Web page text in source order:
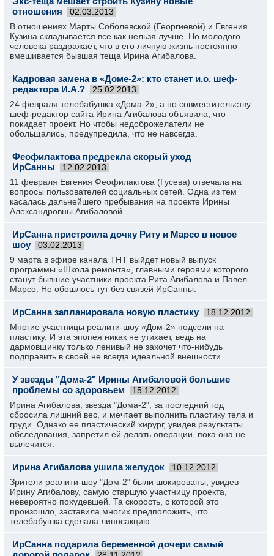
отношения
02.03.2013
В отношениях Марты Соболевской (Георгиевой) и Евгения
Кузина складывается все как нельзя лучше. Но молодого
человека раздражает, что в его личную жизнь постоянно
вмешивается бывшая теща Ирина Агибалова.
Кадровая замена в «Доме-2»: кто станет и.о. шеф-
редактора И.А.?
25.02.2013
24 февраля телебабушка «Дома-2», а по совместительству
шеф-редактор сайта Ирина Агибалова объявила, что
покидает проект. Но чтобы недоброжелатели не
обольщались, предупредила, что не навсегда.
Феофилактова предрекла скорый уход
ИрСанны
12.02.2013
11 февраля Евгения Феофилактова (Гусева) отвечала на
вопросы пользователей социальных сетей. Одна из тем
касалась дальнейшего пребывания на проекте Ирины
Александровны Агибаловой.
ИрСанна пристроила дочку Риту и Марсо в новое
шоу
03.02.2013
9 марта в эфире канала ТНТ выйдет новый выпуск
программы «Школа ремонта», главными героями которого
станут бывшие участники проекта Рита Агибалова и Павел
Марсо. Не обошлось тут без связей ИрСанны.
ИрСанна запланировала новую пластику 18.12.2012
Многие участницы реалити-шоу «Дом-2» подсели на
пластику. И эта эпопея никак не утихает, ведь на
дармовщинку только ленивый не захочет что-нибудь
подправить в своей не всегда идеальной внешности.
У звезды "Дома-2" Ирины Агибаловой большие
проблемы со здоровьем
15.12.2012
Ирина Агибалова, звезда "Дома-2", за последний год
сбросила лишний вес, и мечтает выполнить пластику тела и
груди. Однако ее пластический хирург, увидев результаты
обследования, запретил ей делать операции, пока она не
вылечится.
Ирина Агибалова ушила желудок 10.12.2012
Зрители реалити-шоу "Дом-2" были шокированы, увидев
Ирину Агибалову, самую старшую участницу проекта,
невероятно похудевшей. Та скорость, с которой это
произошло, заставила многих предположить, что
телебабушка сделала липосакцию.
ИрСанна подарила беременной дочери самый